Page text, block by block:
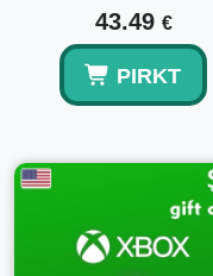
Tas ir lielisks cenu un
apvienojums, padarot
vēlas elastību savā
piekļuvi augstākās
pieredzēm.
43.49 €
PIRKT